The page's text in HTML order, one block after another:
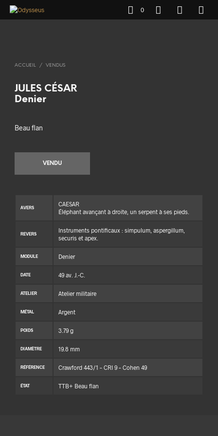
0
ACCUEIL / VENDUS
JULES CÉSAR
Denier
Beau flan
VENDU
AVERS
CAESAR
Éléphant avançant à droite, un serpent à ses pieds.
REVERS
Instruments pontificaux : simpulum, aspergillum,
securis et apex.
MODULE Denier
DATE 49 av. J.-C.
ATELIER Atelier militaire
MÉTAL Argent
POIDS 3.79 g
DIAMÈTRE 19.8 mm
RÉFÉRENCE Crawford 443/1 – CRI 9 – Cohen 49
ÉTAT TTB+ Beau flan